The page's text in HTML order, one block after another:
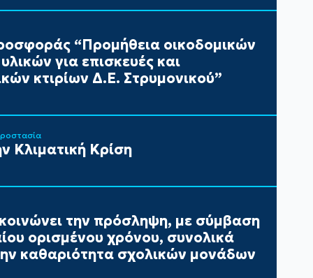
“Προμήθεια οικοδομικών
για επισκευές και
κτιρίων Δ.Ε. Στρυμονικού”
Κλιματική Κρίση
την πρόσληψη, με σύμβαση
ορισμένου χρόνου, συνολικά
καθαριότητα σχολικών μονάδων